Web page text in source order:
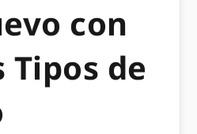
con
Tipos de